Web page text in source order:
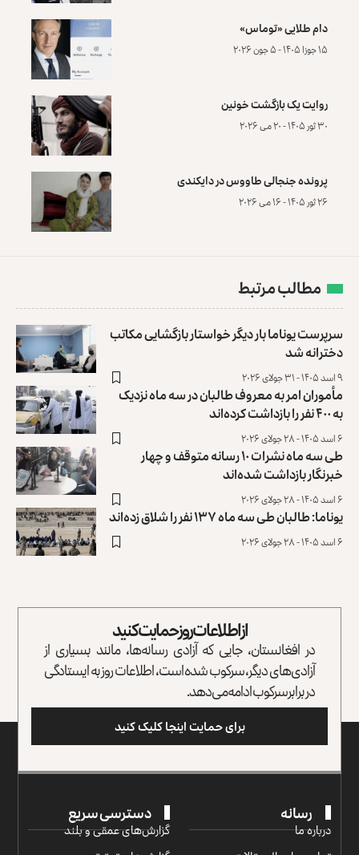
دام طلایی «توماس»
۱۵ جوزا ۱۴۰۵ - ۵ جون ۲۰۲۶
روایت یک بازگشت خونین
۳۰ ثور ۱۴۰۵ - ۲۰ می ۲۰۲۶
پرونده‌ جنجالی طاووس در دایکندی
۲۶ ثور ۱۴۰۵ - ۱۶ می ۲۰۲۶
مطالب مرتبط
سرپرست یوناما بار دیگر خواستار بازگشایی مکاتب
دخترانه شد
۹ اسد ۱۴۰۵ - ۳۱ جولای ۲۰۲۶
مأموران امر به معروف طالبان در سه ماه نزدیک
به ۴۰۰ نفر را بازداشت کرده‌اند
۶ اسد ۱۴۰۵ - ۲۸ جولای ۲۰۲۶
طی سه ماه نشرات ۱۰ رسانه متوقف و چهار
خبرنگار بازداشت شده‌اند
۶ اسد ۱۴۰۵ - ۲۸ جولای ۲۰۲۶
یوناما: طالبان طی سه ماه ۱۳۷ نفر را شلاق زده‌اند
۶ اسد ۱۴۰۵ - ۲۸ جولای ۲۰۲۶
از اطلاعات روز حمایت کنید
در افغانستان، جایی که آزادی رسانه‌ها، مانند بسیاری از
آزادی‌های دیگر، سرکوب شده است، اطلاعات روز به ایستادگی
در برابر سرکوب ادامه می‌دهد.
برای حمایت اینجا کلیک کنید
رسانه
درباره ما
دسترسی سریع
گزارش‌‌های عمقی و بلند